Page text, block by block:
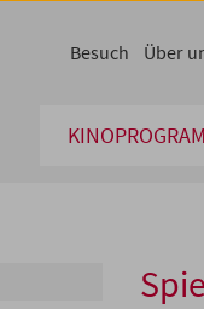
Besuch Über